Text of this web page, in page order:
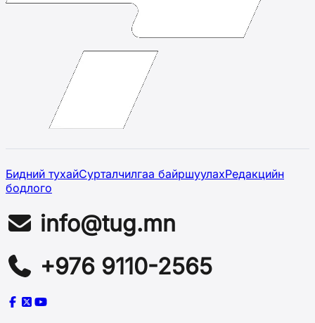
Бидний тухайСурталчилгаа байршуулахРедакцийн
бодлого
info@tug.mn
+976 9110-2565